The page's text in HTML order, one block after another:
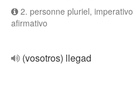
2. personne pluriel, imperativo
afirmativo
(vosotros) llegad